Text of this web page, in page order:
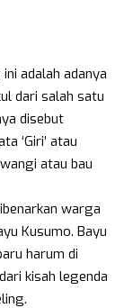
adalah adanya
dari salah satu
disebut
‘Giri’ atau
atau bau
warga
Kusumo. Bayu
harum di
kisah legenda